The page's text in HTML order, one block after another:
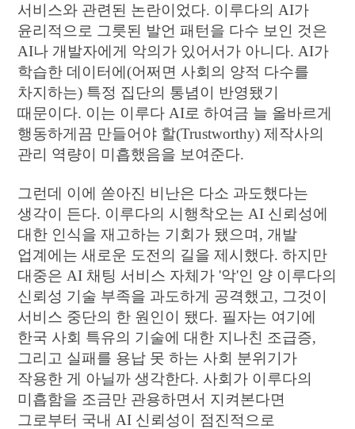
서비스와 관련된 논란이었다. 이루다의 AI가
윤리적으로 그릇된 발언 패턴을 다수 보인 것은
AI나 개발자에게 악의가 있어서가 아니다. AI가
학습한 데이터에(어쩌면 사회의 양적 다수를
차지하는) 특정 집단의 통념이 반영됐기
때문이다. 이는 이루다 AI로 하여금 늘 올바르게
행동하게끔 만들어야 할(Trustworthy) 제작사의
관리 역량이 미흡했음을 보여준다.
그런데 이에 쏟아진 비난은 다소 과도했다는
생각이 든다. 이루다의 시행착오는 AI 신뢰성에
대한 인식을 재고하는 기회가 됐으며, 개발
업계에는 새로운 도전의 길을 제시했다. 하지만
대중은 AI 채팅 서비스 자체가 '악'인 양 이루다의
신뢰성 기술 부족을 과도하게 공격했고, 그것이
서비스 중단의 한 원인이 됐다. 필자는 여기에
한국 사회 특유의 기술에 대한 지나친 조급증,
그리고 실패를 용납 못 하는 사회 분위기가
작용한 게 아닐까 생각한다. 사회가 이루다의
미흡함을 조금만 관용하면서 지켜본다면
그로부터 국내 AI 신뢰성이 점진적으로